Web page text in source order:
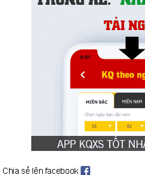
Bắc Ireland
Người châu Âu đồng ý về một
Ấn Độ tiến hành ba cuộc thử
phản đối của toàn thế giới (ngày
thực hiện năm vụ thử hạt nhân
Nhà độc tài Indonesia Suharto
quyền (ngày 21 tháng 5).
Iraq chấm dứt hợp tác với các
hợp quốc (ngày 5 tháng 8).